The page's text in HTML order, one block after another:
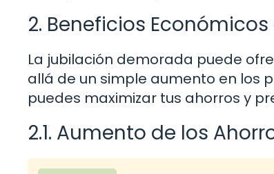
2. Beneficios
La jubilación demorada puede
allá de un simple aumento en los
puedes maximizar tus ahorros y
2.1. Aumento de los